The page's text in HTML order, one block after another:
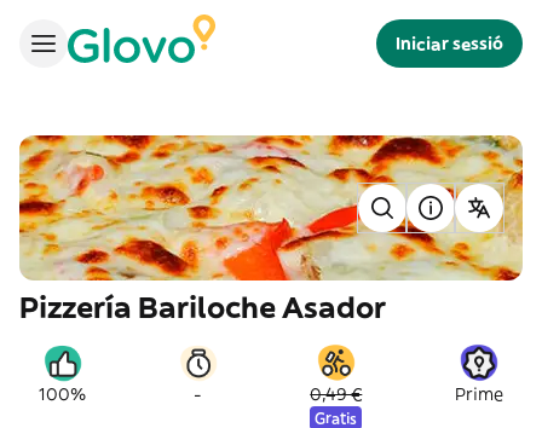
Iniciar sessió
Pizzería Bariloche Asador
100% - 0,49 €
Gratis
Prime